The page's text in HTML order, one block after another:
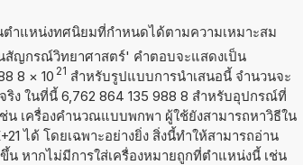
ำแหน่งทศนิยมที่กำหนดได้ตามความเหมาะสม
สัญกรณ์วิทยาศาสตร์' คำตอบจะแสดงเป็น
8 × 10 21 สำหรับรูปแบบการนำเสนอนี้ จำนวนจะ
ริง ในที่นี้ 6,762 864 135 988 8 สำหรับอุปกรณ์ที่
น เครื่องคำนวณแบบพกพา ผู้ใช้ยังสามารถหาวิธีใน
ได้ โดยเฉพาะอย่างยิ่ง สิ่งนี้ทำให้สามารถอ่าน
หากไม่มีการใส่เครื่องหมายถูกที่ตำแหน่งนี้ เช่น